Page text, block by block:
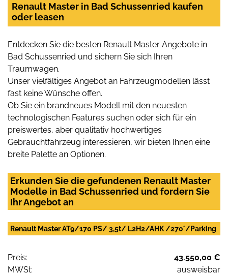
Renault Master in Bad Schussenried kaufen
oder leasen
Entdecken Sie die besten Renault Master Angebote in
Bad Schussenried und sichern Sie sich Ihren
Traumwagen.
Unser vielfältiges Angebot an Fahrzeugmodellen lässt
fast keine Wünsche offen.
Ob Sie ein brandneues Modell mit den neuesten
technologischen Features suchen oder sich für ein
preiswertes, aber qualitativ hochwertiges
Gebrauchtfahrzeug interessieren, wir bieten Ihnen eine
breite Palette an Optionen.
Erkunden Sie die gefundenen Renault Master
Modelle in Bad Schussenried und fordern Sie
Ihr Angebot an
Renault Master AT9/170 PS/ 3,5t/ L2H2/AHK /270°/Parking
Preis:
43.550,00 €
MWSt:
ausweisbar